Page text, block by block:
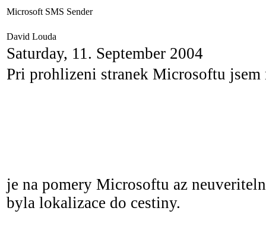
Microsoft SMS Sender
David Louda
Saturday, 11. September 2004
Pri prohlizeni stranek Microsoftu
je na pomery Microsoftu az
byla lokalizace do cestiny.